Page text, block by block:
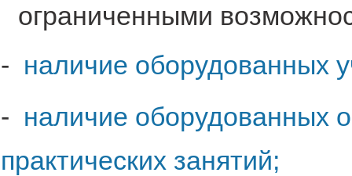
ограниченными
- наличие оборудованных
- наличие оборудованных
практических занятий;